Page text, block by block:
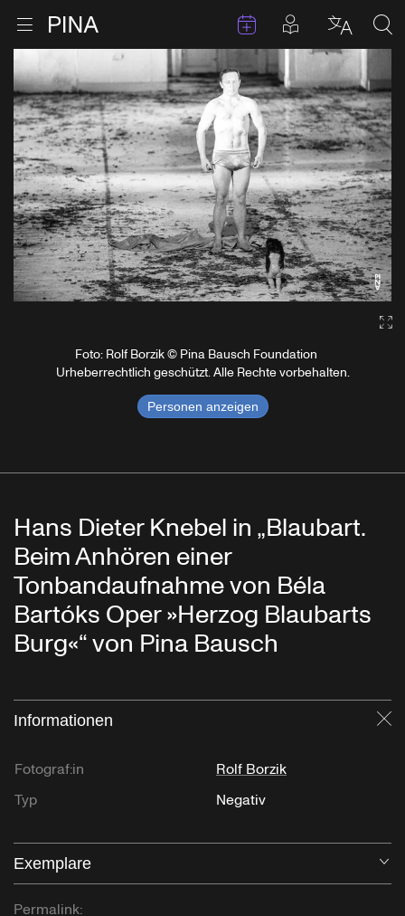
Zum Inhalt springen
Menu öffnen TermineBeiträge in
Foto: Rolf Borzik © Pina Bausch Foundation
Urheberrechtlich geschützt. Alle Rechte vorbehalten.
Personen anzeigen
Hans Dieter Knebel in „Blaubart.
Beim Anhören einer
Tonbandaufnahme von Béla
Bartóks Oper »Herzog Blaubarts
Burg«“ von Pina Bausch
Informationen
Fotograf:in
Rolf Borzik
Typ
Negativ
Exemplare
Permalink: